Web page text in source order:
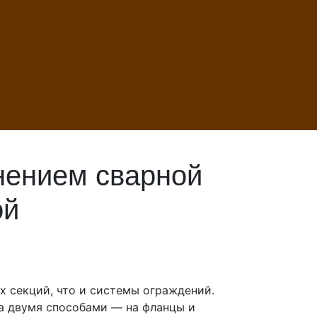
сварной
секций, что и системы ограждений.
двумя способами — на фланцы и